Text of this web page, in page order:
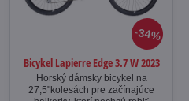
34%
Bicykel Lapierre Edge 3.7 W 2023
Horský dámsky bicykel na
27,5"kolesách pre začínajúce